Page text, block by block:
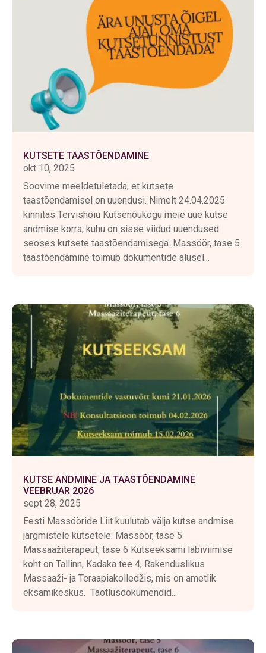
KUTSETE TAASTÕENDAMINE
okt 10, 2025
Soovime meeldetuletada, et kutsete
taastõendamisel on uuendusi. Nimelt 24.04.2025
kinnitas Tervishoiu Kutsenõukogu meie uue kutse
andmise korra, kuhu on sisse viidud uuendused
seoses kutsete taastõendamisega. Massöör, tase 5
taastõendamine toimub dokumentide alusel...
KUTSE ANDMINE JA TAASTÕENDAMINE
VEEBRUAR 2026
sept 28, 2025
Eesti Massööride Liit kuulutab välja kutse andmise
järgmistele kutsetele: Massöör, tase 5
Massaažiterapeut, tase 6 Kutseeksami läbiviimise
koht on Tallinn, Kadaka tee 4, Rakenduslikus
Massaaži- ja Teraapiakolledžis, mis on ametlik
eksamikeskus. Taotlusdokumendid...